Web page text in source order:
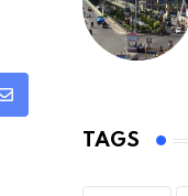
Share
TAGS